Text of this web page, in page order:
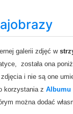
galerii zdjęć w
została ona
i nie są one
korzystania z Albumu
można dodać